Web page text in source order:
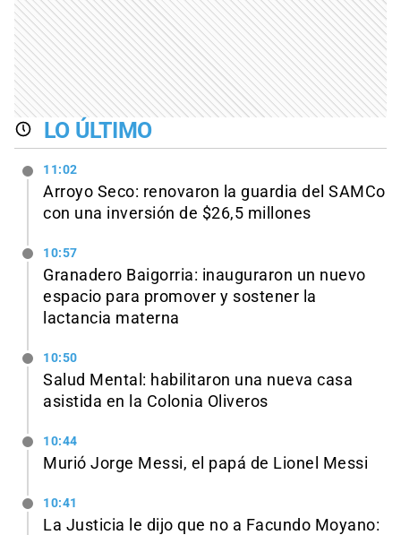
LO ÚLTIMO
11:02
Arroyo Seco: renovaron la guardia del SAMCo
con una inversión de $26,5 millones
10:57
Granadero Baigorria: inauguraron un nuevo
espacio para promover y sostener la
lactancia materna
10:50
Salud Mental: habilitaron una nueva casa
asistida en la Colonia Oliveros
10:44
Murió Jorge Messi, el papá de Lionel Messi
10:41
La Justicia le dijo que no a Facundo Moyano: